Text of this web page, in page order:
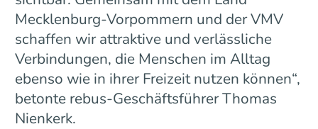
Mecklenburg-Vorpommern und der VMV
schaffen wir attraktive und verlässliche
Verbindungen, die Menschen im Alltag
ebenso wie in ihrer Freizeit nutzen können“,
betonte rebus-Geschäftsführer Thomas
Nienkerk.